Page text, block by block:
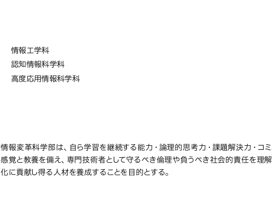
学部・学科・研究科・専攻の名称
情報工学科
認知情報科学科
高度応用情報科学科
教育研究上の目的
情報変革科学部は、自ら学習を継続する能力・論理的思考力・課題解決力・コ
感覚と教養を備え、専門技術者として守るべき倫理や負うべき社会的責任を理
化に貢献し得る人材を養成することを目的とする。